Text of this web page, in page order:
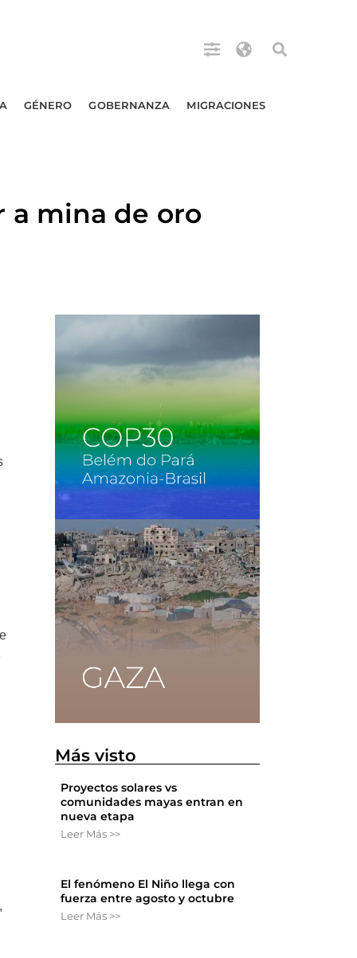
GÉNERO GOBERNANZA MIGRACIONES
a mina de oro
Más visto
Proyectos solares vs
comunidades mayas entran en
nueva etapa
Leer Más >>
El fenómeno El Niño llega con
fuerza entre agosto y octubre
Leer Más >>